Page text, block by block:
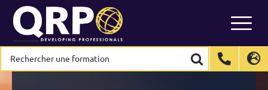
content
International
EN
Rechercher
une
formation International
EN
Rechercher
une
formation